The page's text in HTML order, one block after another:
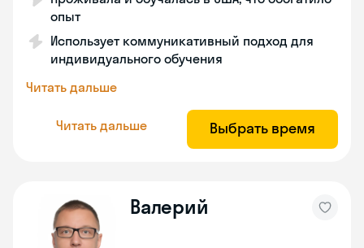
опыт
Использует коммуникативный подход для
индивидуального обучения
Читать дальше
Читать дальше Выбрать время
Валерий